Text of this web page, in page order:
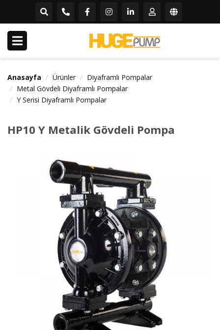
Anasayfa Ürünler
Diyaframlı Pompalar
Metal Gövdeli Diyaframlı Pompalar
Y Serisi Diyaframlı Pompalar
HP10 Y Metalik Gövdeli Pompa